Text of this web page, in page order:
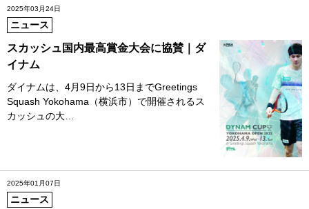
2025年03月24日
ニュース
スカッシュ国内最高賞金大会に協賛｜ダ
イナム
ダイナムは、4月9日から13日までGreetings
Squash Yokohama（横浜市）で開催されるス
カッシュの大…
2025年01月07日
ニュース